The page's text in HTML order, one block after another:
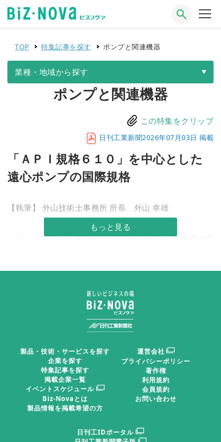
TOP 特集記事を探す ポンプと関連機器
業種・地域から探す
ポンプと関連機器
この特集をクリップ
日刊工業新聞2026年07月03日 掲載
「ＡＰＩ規格６１０」を中心とした
遠心ポンプの国際規格
【執筆】 外山技術士事務所 所長 外山 幸雄
ポンプには、石油化学や電力、鉄鋼など、各市場に合
プメーカーにとっては設計規格に合わせることで、トラ
ブルの少ない高品質のポンプの設計・製造につながる。
つまり設計規格は、顧客とメーカー双方にとって便利な
ポンプの設計規格
ポンプの設計規格には
国際規格には「米石油協
製品・技術・サービスを探す
企業を探す
特集記事を探す
掲載企業一覧
イベントスケジュール
Biz-Novaとは
製品情報を掲載希望の方
運営会社
プライバシーポリシー
著作権
利用規約
会員規約
お問い合わせ
日刊工IDポータル